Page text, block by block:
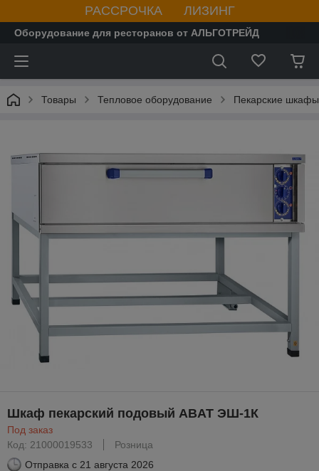
РАССРОЧКА ЛИЗИНГ
Оборудование для ресторанов от АЛЬГОТРЕЙД
Товары Тепловое оборудование Пекарские
Шкаф пекарский подовый ABAT ЭШ-1К
Под заказ
Код: 21000019533
Розница
Отправка с 21 августа 2026